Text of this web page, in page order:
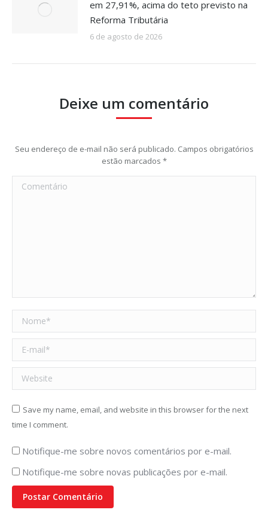
em 27,91%, acima do teto previsto na
Reforma Tributária
6 de agosto de 2026
Deixe um comentário
Seu endereço de e-mail não será publicado. Campos obrigatórios
estão marcados *
Comentário
Nome *
E-mail *
Website
Save my name, email, and website in this browser for the next
time I comment.
Notifique-me sobre novos comentários por e-mail.
Notifique-me sobre novas publicações por e-mail.
Postar Comentário